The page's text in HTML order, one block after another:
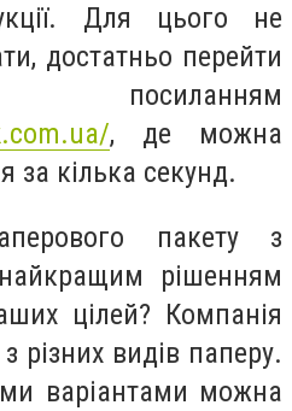
Для цього не
достатньо перейти
, де можна
за кілька секунд.
пакету з
рішенням
цілей? Компанія
різних видів паперу.
варіантами можна